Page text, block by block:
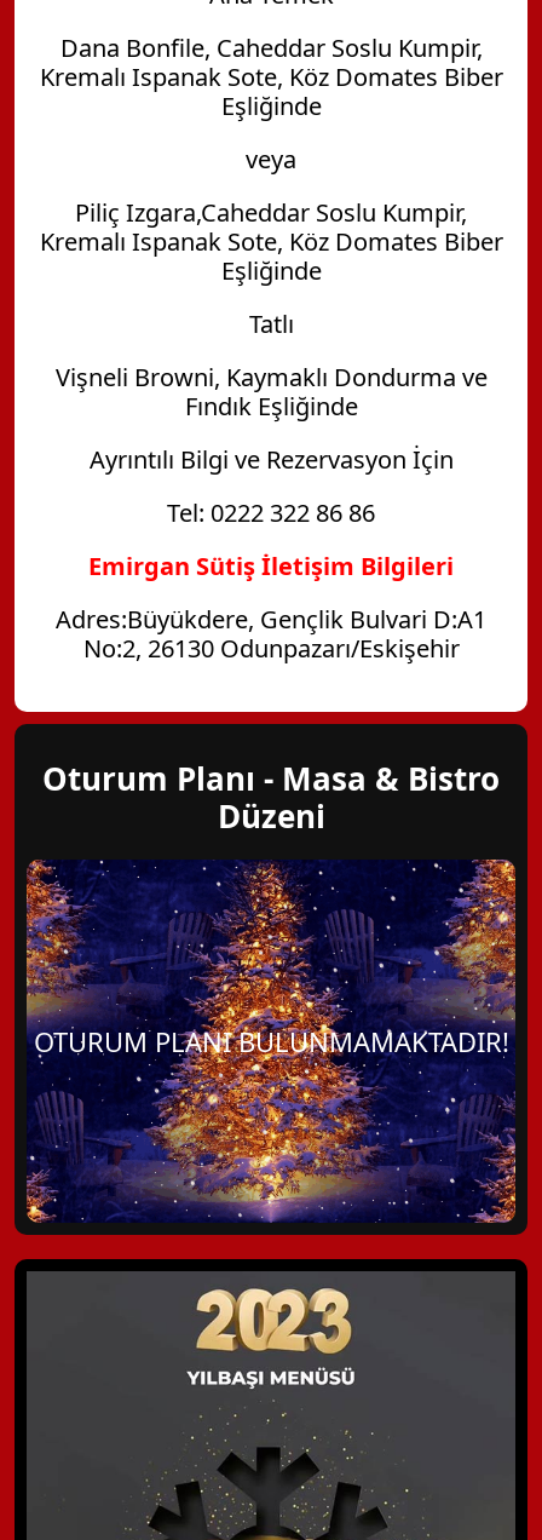
Dana Bonfile, Caheddar Soslu Kumpir,
Kremalı Ispanak Sote, Köz Domates Biber
Eşliğinde
veya
Piliç Izgara,Caheddar Soslu Kumpir,
Kremalı Ispanak Sote, Köz Domates Biber
Eşliğinde
Tatlı
Vişneli Browni, Kaymaklı Dondurma ve
Fındık Eşliğinde
Ayrıntılı Bilgi ve Rezervasyon İçin
Tel: 0222 322 86 86
Emirgan Sütiş İletişim Bilgileri
Adres:Büyükdere, Gençlik Bulvari D:A1
No:2, 26130 Odunpazarı/Eskişehir
Oturum Planı - Masa & Bistro
Düzeni
OTURUM PLANI BULUNMAMAKTADIR!